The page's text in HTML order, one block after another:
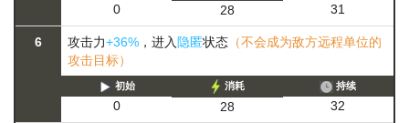
0 28 31
6 攻击力+36% ，进入 隐匿状态 （不会成为敌方远程单位的
攻击目标）
初始
0
消耗
28
持续
32